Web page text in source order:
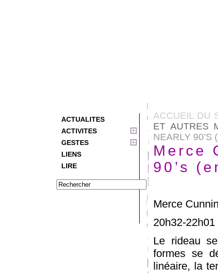
ACTUALITES
ACTIVITES
GESTES
LIENS
LIRE
ACCUEIL DU
ET AUTRES
NEARLY 90’S
Merce
90’s
Merce
20h32-
Le rideau
formes se
linéaire, la